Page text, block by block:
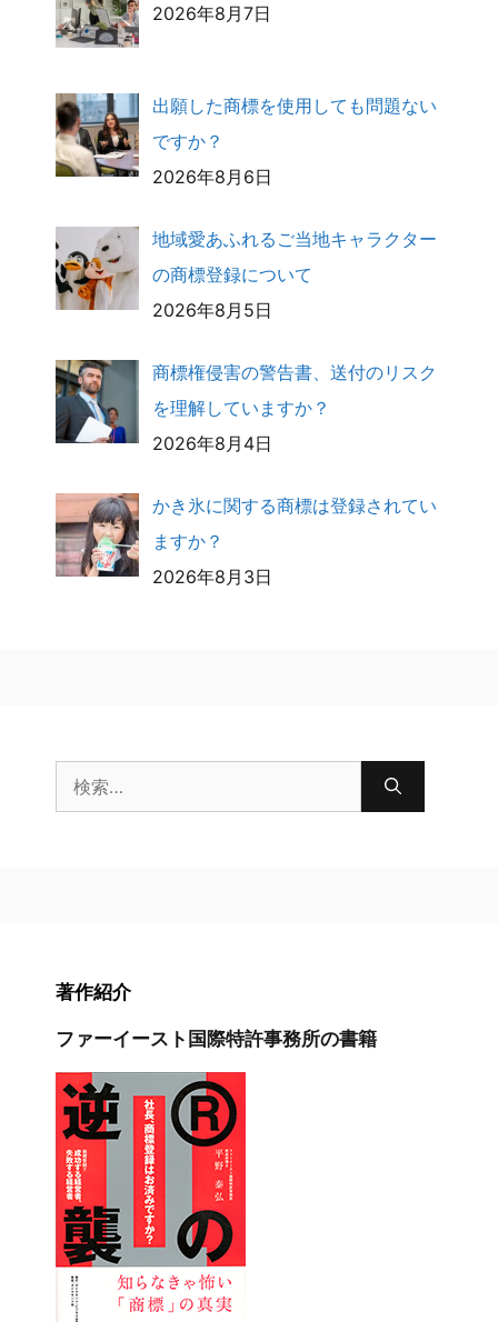
2026年8月7日
出願した商標を使用しても問題ない
ですか？
2026年8月6日
地域愛あふれるご当地キャラクター
の商標登録について
2026年8月5日
商標権侵害の警告書、送付のリスク
を理解していますか？
2026年8月4日
かき氷に関する商標は登録されてい
ますか？
2026年8月3日
索:
著作紹介
ファーイースト国際特許事務所の書籍